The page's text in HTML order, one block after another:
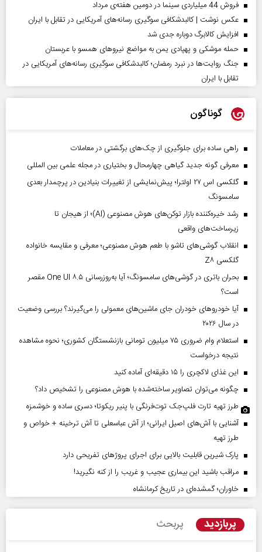
فروش 44 میلیاردی سینما در دومین هفته‌ی مرداد
عکس نوشت | کالبدشکافی سوگیری رسانه‌های آمریکایی در تقابل با ایران
افزایش کالابرگ دوباره جدی شد
حمله موشکی و پهپادی یمن به مواضع نیروهای همسو با عربستان
جنگ روایت‌ها در نبرد رمضان؛ کالبدشکافی سوگیری رسانه‌های آمریکایی در
تقابل با ایران
گوناگون
راهی ساده برای جلوگیری از چک‌های برگشتی در معاملات
معرفی گونه جدید گیاهی چهارمحال و بختیاری در مجله علمی بین المللی
گلکسی اس ۲۷ اولترا؛ پیش‌نمایشی از تغییرات بنیادین در پرچمدار بعدی
سامسونگ
رشد خیره‌کننده بازار توکن‌های هوش مصنوعی (AI)؛ از هیجان تا
زیرساخت‌های واقعی
انقلاب گوشی‌های تاشو‌ با طعم هوش مصنوعی؛ معرفی و مقایسه خانواده
گلکسی Z۸
بحران باتری در گوشی‌های سامسونگ؛ آیا به‌روزرسانی One UI ۸.۵ مقصر
است؟
آیا خودروهای خودران جای ماشین‌های معمولی را می‌گیرند؟ بررسی وضعیت
در سال ۲۰۲۶
استعلام وام ضروری ۷۵ میلیون تومانی بازنشستگان کشوری؛ نحوه مشاهده
نتیجه درخواست
این غذای لاکچری را ۱۵ دقیقه‌ای آماده کنید
چگونه می‌توان تصاویر ساخته‌شده با هوش مصنوعی را تشخیص داد؟
طرز تهیه تارت فلپ‌جک توت‌فرنگی با پنیر ریکوتا؛ دسری ساده و خوشمزه
آشنایی با آش‌های اصیل ایرانی؛ از آش عباسعلی تا آش ترخینه + خواص و
طرز تهیه
پارک شیرین قابلیت‌ بالایی برای اجرای پروژهای تفریحی دارد
مراقب باشید این بیماری عجیب و غریب را از کنه نگیرید!
خاوران؛ گمشده‌ای در تاریخ کرمانشاه
پربازدید پربحث